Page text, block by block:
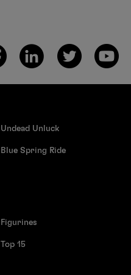
Undead Unluck
Blue Spring Ride
Figurines
Top 15